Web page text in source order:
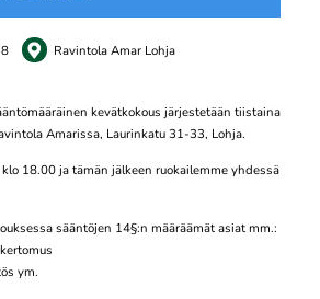
Ravintola Amar Lohja
kevätkokous järjestetään tiistaina
Amarissa, Laurinkatu 31-33, Lohja.
18.00 ja tämän jälkeen ruokailemme yhdessä
sääntöjen 14§:n määräämät asiat mm.:
ym.